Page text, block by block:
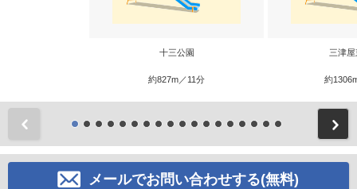
十三公園
約827m／11分
三津
約
メールでお問い合わせする(無料)